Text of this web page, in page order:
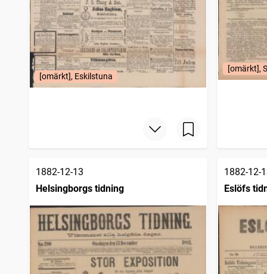
[omärkt], Eskilstuna
[omärkt],
1882-12-13
Helsingborgs tidning
1882-12-
Eslöfs